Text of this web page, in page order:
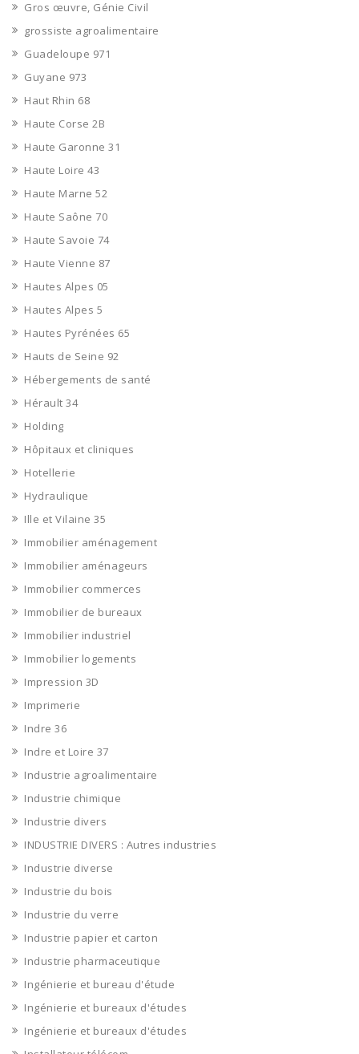
Gros œuvre, Génie Civil
grossiste agroalimentaire
Guadeloupe 971
Guyane 973
Haut Rhin 68
Haute Corse 2B
Haute Garonne 31
Haute Loire 43
Haute Marne 52
Haute Saône 70
Haute Savoie 74
Haute Vienne 87
Hautes Alpes 05
Hautes Alpes 5
Hautes Pyrénées 65
Hauts de Seine 92
Hébergements de santé
Hérault 34
Holding
Hôpitaux et cliniques
Hotellerie
Hydraulique
Ille et Vilaine 35
Immobilier aménagement
Immobilier aménageurs
Immobilier commerces
Immobilier de bureaux
Immobilier industriel
Immobilier logements
Impression 3D
Imprimerie
Indre 36
Indre et Loire 37
Industrie agroalimentaire
Industrie chimique
Industrie divers
INDUSTRIE DIVERS : Autres industries
Industrie diverse
Industrie du bois
Industrie du verre
Industrie papier et carton
Industrie pharmaceutique
Ingénierie et bureau d'étude
Ingénierie et bureaux d'études
Ingénierie et bureaux d'études